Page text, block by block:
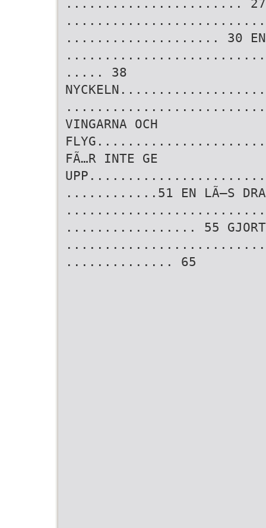
....................... 27
.................... 30 EN
..... 38
VINGARNA OCH
FÃ…R INTE GE
............51 EN LÃ–S
................. 55 GJORT
.............. 65